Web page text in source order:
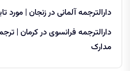
دارالترجمه آلمانی در زنجان | مورد
دارالترجمه فرانسوی در کرمان |
مدارک